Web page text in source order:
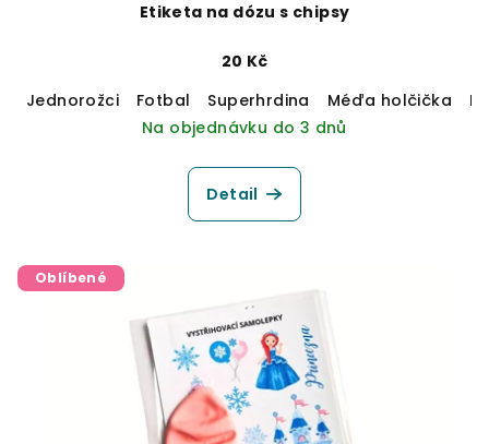
Etiketa na dózu s chipsy
20 Kč
Jednorožci
Fotbal Superhrdina Méďa holčička
Na objednávku do 3 dnů
Detail
Oblíbené